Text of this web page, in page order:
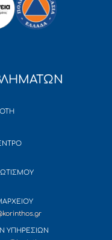
ΥΠΗΡΕΣΙΩΝ